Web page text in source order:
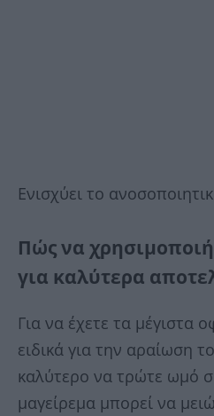
Ενισχύει το
Πώς να
για καλύτερα
Για να έχετε τα μέγιστα
ειδικά για την αραίωση
καλύτερο να τρώτε ωμό
μαγείρεμα μπορεί να